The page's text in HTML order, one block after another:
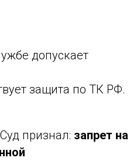
допускает
защита по ТК РФ.
признал: запрет на